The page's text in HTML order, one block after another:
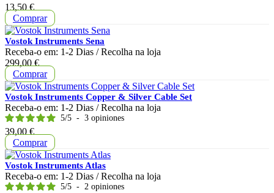
Preço
13,50 €
Comprar
Vostok Instruments Sena
Receba-o em: 1-2 Dias / Recolha na loja
Preço
299,00 €
Comprar
Vostok Instruments Copper & Silver Cable Set
Receba-o em: 1-2 Dias / Recolha na loja
5/5 - 3 opiniones
Preço
39,00 €
Comprar
Vostok Instruments Atlas
Receba-o em: 1-2 Dias / Recolha na loja
5/5 - 2 opiniones